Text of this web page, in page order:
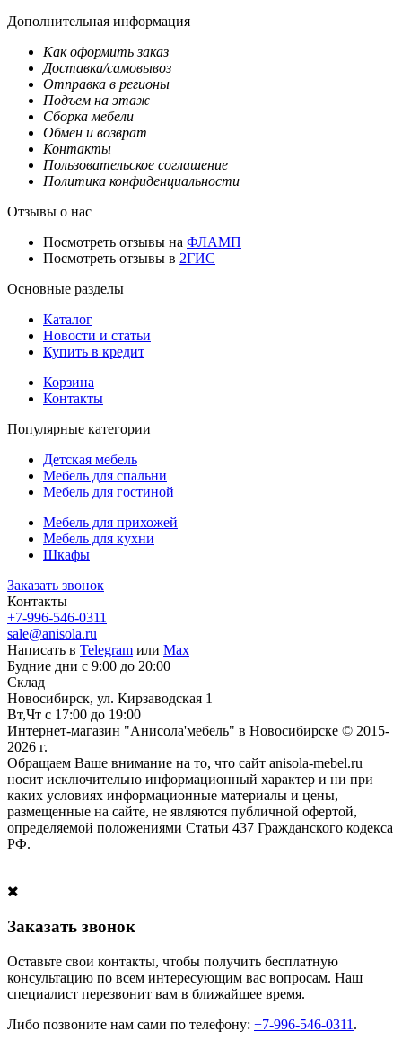
Дополнительная информация
Как оформить заказ
Доставка/самовывоз
Отправка в регионы
Подъем на этаж
Сборка мебели
Обмен и возврат
Контакты
Пользовательское соглашение
Политика конфиденциальности
Отзывы о нас
Посмотреть отзывы на ФЛАМП
Посмотреть отзывы в 2ГИС
Основные разделы
Каталог
Новости и статьи
Купить в кредит
Корзина
Контакты
Популярные категории
Детская мебель
Мебель для спальни
Мебель для гостиной
Мебель для прихожей
Мебель для кухни
Шкафы
Заказать звонок
Контакты
+7-996-546-0311
sale@anisola.ru
Написать в Telegram или Max
Будние дни с 9:00 до 20:00
Склад
Новосибирск, ул. Кирзаводская 1
Вт,Чт с 17:00 до 19:00
Интернет-магазин "Анисола'мебель" в Новосибирске © 2015-
2026 г.
Обращаем Ваше внимание на то, что сайт anisola-mebel.ru
носит исключительно информационный характер и ни при
каких условиях информационные материалы и цены,
размещенные на сайте, не являются публичной офертой,
определяемой положениями Статьи 437 Гражданского кодекса
РФ.
Заказать звонок
Оставьте свои контакты, чтобы получить бесплатную
консультацию по всем интересующим вас вопросам. Наш
специалист перезвонит вам в ближайшее время.
Либо позвоните нам сами по телефону: +7-996-546-0311 .